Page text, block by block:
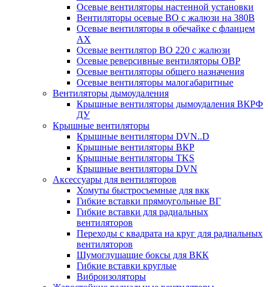
Осевые вентиляторы настенной установки
Вентиляторы осевые ВО с жалюзи на 380В
Осевые вентиляторы в обечайке с фланцем
AX
Осевые вентилятор ВО 220 с жалюзи
Осевые реверсивные вентиляторы ОВР
Осевые вентиляторы общего назначения
Осевые вентиляторы малогабаритные
Вентиляторы дымоудаления
Крышные вентиляторы дымоудаления ВКРФ
ДУ
Крышные вентиляторы
Крышные вентиляторы DVN..D
Крышные вентиляторы ВКР
Крышные вентиляторы TKS
Крышные вентиляторы DVN
Аксессуары для вентиляторов
Хомуты быстросъемные для вкк
Гибкие вставки прямоугольные ВГ
Гибкие вставки для радиальных
вентиляторов
Переходы с квадрата на круг для радиальных
вентиляторов
Шумоглушащие боксы для ВКК
Гибкие вставки круглые
Виброизоляторы